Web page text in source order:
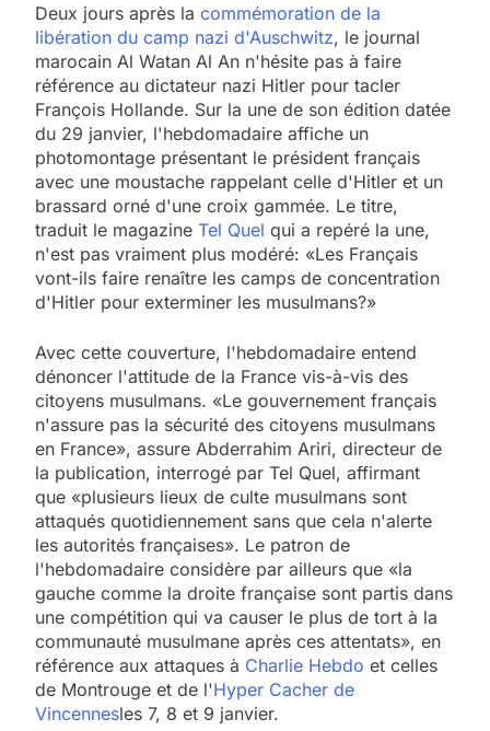
Deux jours après la commémoration de la
libération du camp nazi d'Auschwitz, le journal
marocain Al Watan Al An n'hésite pas à faire
référence au dictateur nazi Hitler pour tacler
François Hollande. Sur la une de son édition datée
du 29 janvier, l'hebdomadaire affiche un
photomontage présentant le président français
avec une moustache rappelant celle d'Hitler et un
brassard orné d'une croix gammée. Le titre,
traduit le magazine Tel Quel qui a repéré la une,
n'est pas vraiment plus modéré: «Les Français
vont-ils faire renaître les camps de concentration
d'Hitler pour exterminer les musulmans?»
Avec cette couverture, l'hebdomadaire entend
dénoncer l'attitude de la France vis-à-vis des
citoyens musulmans. «Le gouvernement français
n'assure pas la sécurité des citoyens musulmans
en France», assure Abderrahim Ariri, directeur de
la publication, interrogé par Tel Quel, affirmant
que «plusieurs lieux de culte musulmans sont
attaqués quotidiennement sans que cela n'alerte
les autorités françaises». Le patron de
l'hebdomadaire considère par ailleurs que «la
gauche comme la droite française sont partis dans
une compétition qui va causer le plus de tort à la
communauté musulmane après ces attentats», en
référence aux attaques à Charlie Hebdo et celles
de Montrouge et de l'Hyper Cacher de
Vincennesles 7, 8 et 9 janvier.